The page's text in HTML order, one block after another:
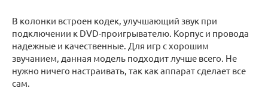
В колонки встроен кодек, улучшающий звук при
подключении к DVD-проигрывателю. Корпус и провода
надежные и качественные. Для игр с хорошим
звучанием, данная модель подходит лучше всего. Не
нужно ничего настраивать, так как аппарат сделает все
сам.